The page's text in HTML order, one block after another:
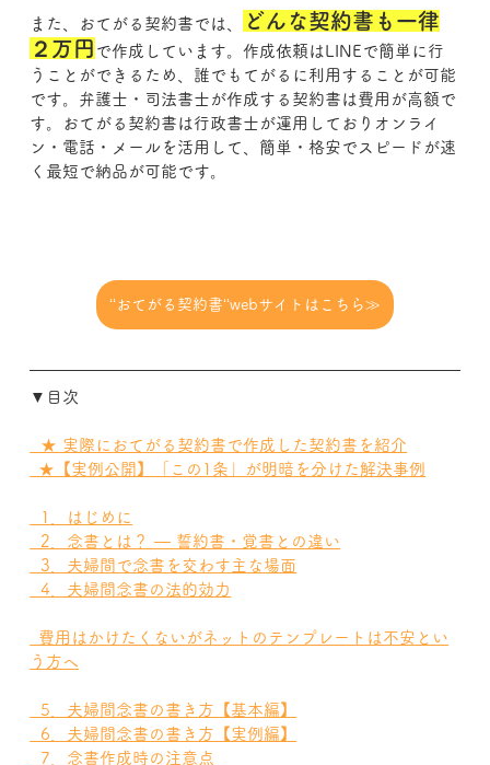
また、おてがる契約書では、
どんな契約書も一律
２万円 で作成しています。作成依頼はLINEで簡単に行
うことができるため、誰でもてがるに利用することが可能
です。弁護士・司法書士が作成する契約書は費用が高額で
す。おてがる契約書は行政書士が運用しておりオンライ
ン・電話・メールを活用して、簡単・格安でスピードが速
く最短で納品が可能です。
‘‘おてがる契約書‘‘webサイトはこちら≫
▼目次
★ 実際におてがる契約書で作成した契約書を紹介
★【実例公開】「この1条」が明暗を分けた解決事例
1．はじめに
2．念書とは？ — 誓約書・覚書との違い
3．夫婦間で念書を交わす主な場面
4．夫婦間念書の法的効力
費用はかけたくないがネットのテンプレートは不安とい
う方へ
5．夫婦間念書の書き方【基本編】
6．夫婦間念書の書き方【実例編】
7．念書作成時の注意点